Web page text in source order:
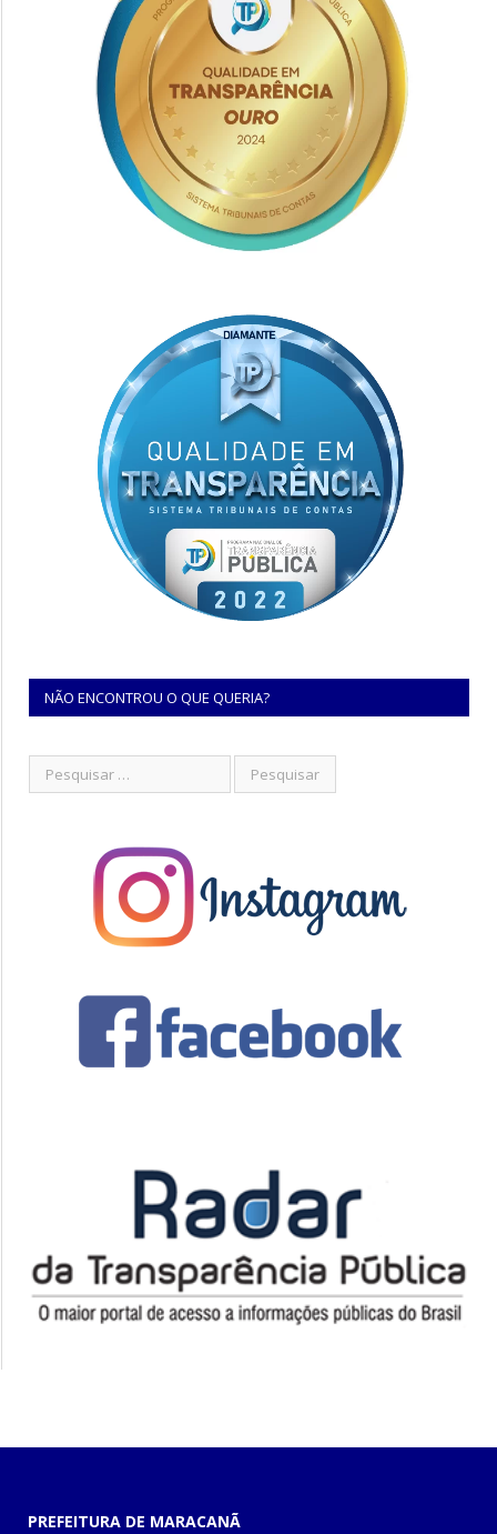
NÃO ENCONTROU O QUE QUERIA?
PREFEITURA DE MARACANÃ